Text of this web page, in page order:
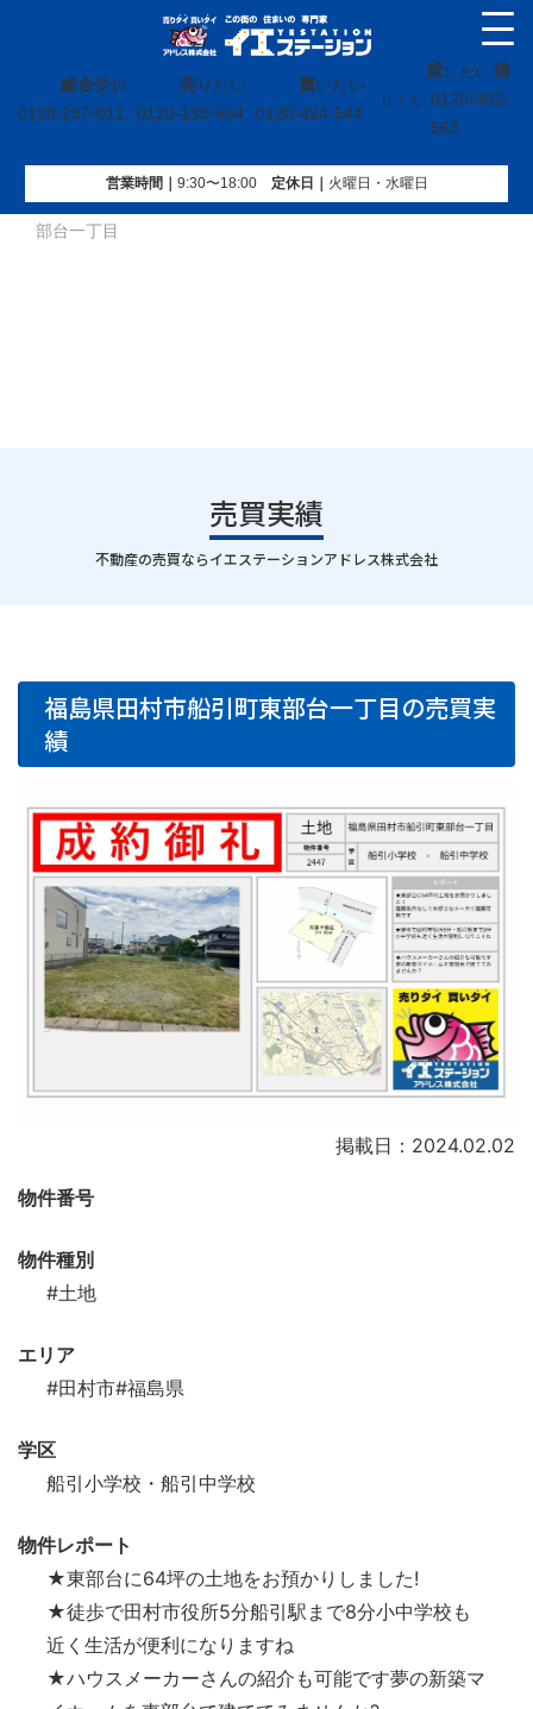
総合受付
0120-297-011
売りたい
0120-139-664
買いたい
0120-424-544
貸し たい 借
り たい 0120-302-
563
営業時間｜ 9:30〜18:00定休⽇｜ 火曜⽇・水曜⽇
イエステーション»売買実績»土地»福島県田村市船引町東
部台一丁目
売買実績
｜
不動産の売買ならイエステーションアドレス株式会社
福島県田村市船引町東部台一丁目の売買実
績
掲載日：2024.02.02
物件番号
物件種別
#土地
エリア
#田村市#福島県
学区
船引小学校・船引中学校
物件レポート
★東部台に64坪の土地をお預かりしました!
★徒歩で田村市役所5分船引駅まで8分小中学校も
近く生活が便利になりますね
★ハウスメーカーさんの紹介も可能です夢の新築マ